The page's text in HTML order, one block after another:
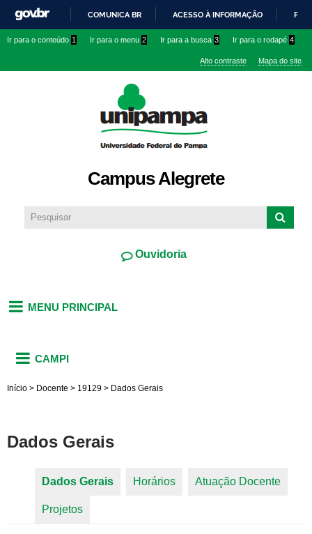
conteúdo
IR
O
COMUNICA BR ACESSO À INFORMAÇÃO
Ir para o conteúdo 1 Ir para o menu 2 Ir para a busca 3 Ir para o rodapé 4
Alto contraste Mapa do site
Campus Alegrete
Ouvidoria
MENU PRINCIPAL
CAMPI
Início > Docente > 19129 > Dados Gerais
Dados Gerais
Dados Gerais (aba ativa)
Horários Atuação Docente
Projetos